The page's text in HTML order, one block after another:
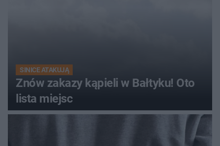
SINICE ATAKUJĄ
Znów zakazy kąpieli w Bałtyku! Oto
lista miejsc